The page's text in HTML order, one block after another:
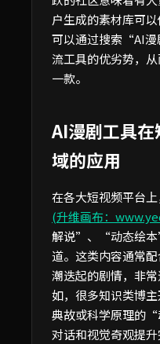
户生成的素材库可以
可以通过搜索“AI
流工具的优劣势，
一款。
AI漫剧工具
域的应用
在各大短视频平台
(升维画布：
解说”、“动态绘本
道。这类内容通常
潮迭起的剧情，非
如，很多知识类博
典故或科学原理的
对话和视觉奇观提